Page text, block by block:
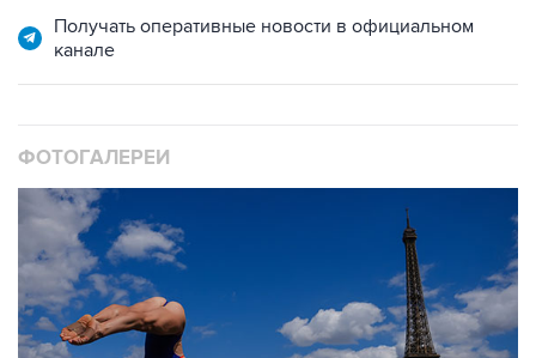
Получать оперативные новости в официальном
канале
ФОТОГАЛЕРЕИ